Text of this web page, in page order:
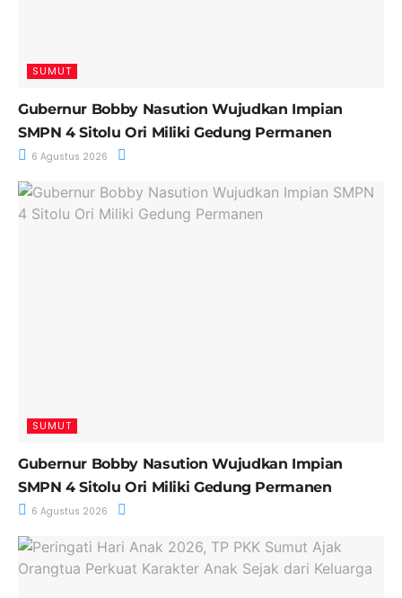
SUMUT
Gubernur Bobby Nasution Wujudkan Impian
SMPN 4 Sitolu Ori Miliki Gedung Permanen
6 Agustus 2026
SUMUT
Gubernur Bobby Nasution Wujudkan Impian
SMPN 4 Sitolu Ori Miliki Gedung Permanen
6 Agustus 2026